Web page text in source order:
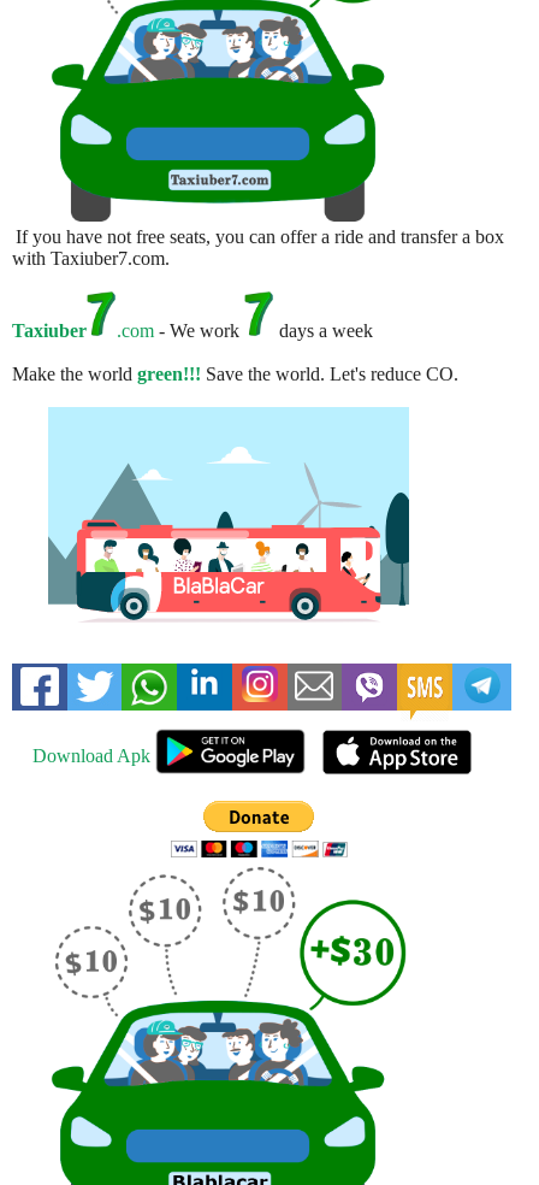
If you have not free seats, you can offer a ride and transfer a box
with Taxiuber7.com.
Taxiuber .com - We work days a week
Make the world green!!! Save the world. Let's reduce CO.
Download Apk